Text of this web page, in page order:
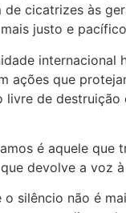
de cicatrizes às
justo e
ações que
livre de
é aquele que
devolve a voz
o silêncio não é